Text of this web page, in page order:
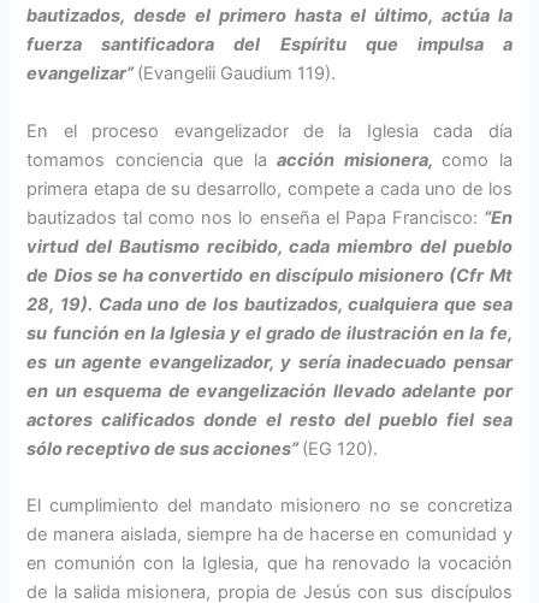
bautizados, desde el primero hasta el último, actúa la
fuerza santificadora del Espíritu que impulsa a
evangelizar”(Evangelii Gaudium 119).
En el proceso evangelizador de la Iglesia cada día
tomamos conciencia que laacción misionera,como la
primera etapa de su desarrollo, compete a cada uno de los
bautizados tal como nos lo enseña el Papa Francisco: “En
virtud del Bautismo recibido, cada miembro del pueblo
de Dios se ha convertido en discípulo misionero (Cfr Mt
28, 19). Cada uno de los bautizados, cualquiera que sea
su función en la Iglesia y el grado de ilustración en la fe,
es un agente evangelizador, y sería inadecuado pensar
en un esquema de evangelización llevado adelante por
actores calificados donde el resto del pueblo fiel sea
sólo receptivo de sus acciones”(EG 120).
El cumplimiento del mandato misionero no se concretiza
de manera aislada, siempre ha de hacerse en comunidad y
en comunión con la Iglesia, que ha renovado la vocación
de la salida misionera, propia de Jesús con sus discípulos